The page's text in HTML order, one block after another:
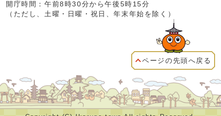
開庁時間：午前8時30分から午後5時15分
（ただし、土曜・日曜・祝日、年末年始を除く）
ページの先頭へ戻る